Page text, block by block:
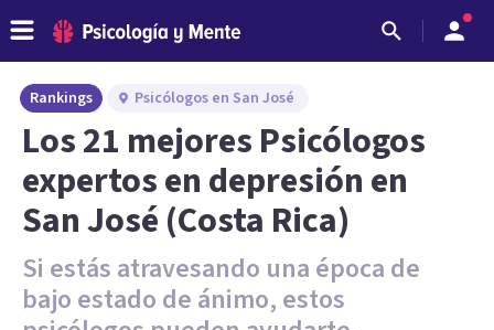
Rankings Psicólogos en San José
Los 21 mejores Psicólogos
expertos en depresión en
San José (Costa Rica)
Si estás atravesando una época de
bajo estado de ánimo, estos